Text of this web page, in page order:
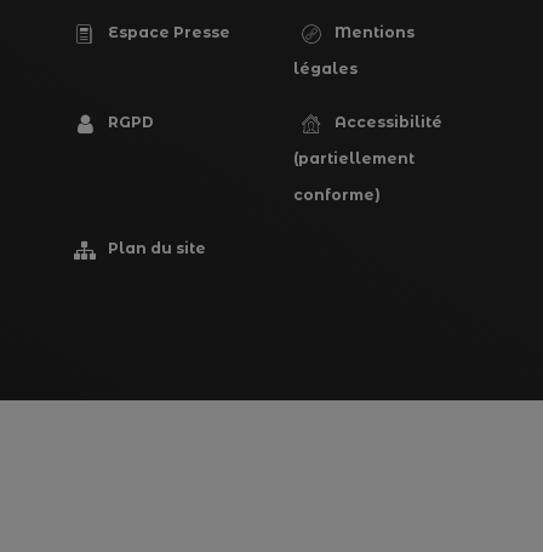
DE
Espace Presse
Mentions
légales
RGPD
Accessibilité
(partiellement
conforme)
Plan du site